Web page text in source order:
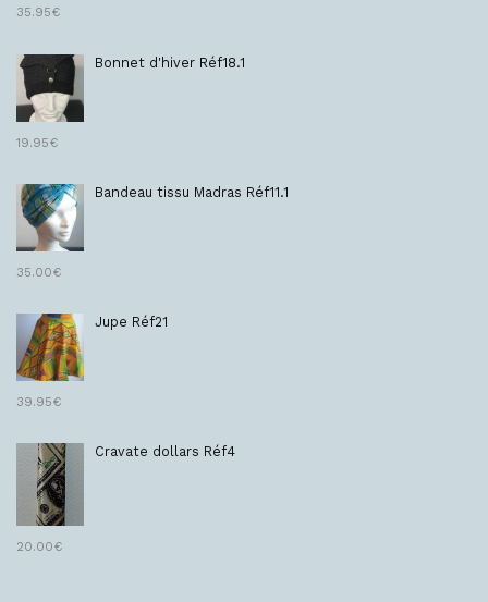
35.95€
Bonnet d'hiver Réf18.1
19.95€
Bandeau tissu Madras Réf11.1
35.00€
Jupe Réf21
39.95€
Cravate dollars Réf4
20.00€